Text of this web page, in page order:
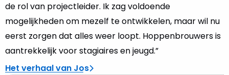
de rol van projectleider. Ik zag voldoende
mogelijkheden om mezelf te ontwikkelen, maar wil nu
eerst zorgen dat alles weer loopt. Hoppenbrouwers is
aantrekkelijk voor stagiaires en jeugd.”
Het verhaal van Jos